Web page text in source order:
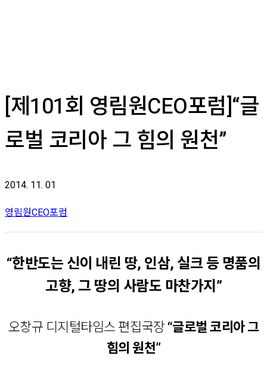
[제101회 영림원CEO포럼]“글
로벌 코리아 그 힘의 원천”
2014. 11. 01
영림원CEO포럼
“한반도는 신이 내린 땅, 인삼, 실크 등 명품의
고향, 그 땅의 사람도 마찬가지”
오창규 디지털타임스 편집국장“글로벌 코리아 그
힘의 원천”